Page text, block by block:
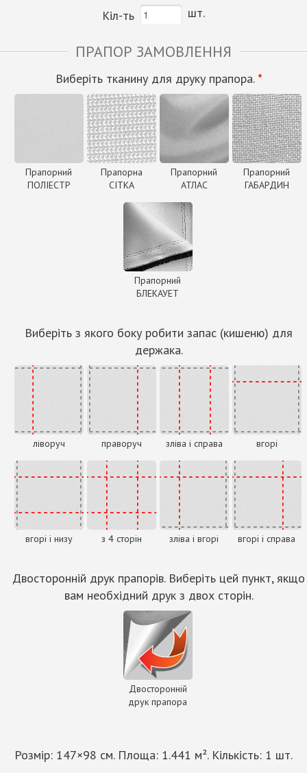
Кіл-ть
шт.
ПРАПОР ЗАМОВЛЕННЯ
Виберіть тканину для друку прапора. *
Прапорний
ПОЛІЕСТР
Прапорна
СІТКА
Прапорний
АТЛАС
Прапорний
ГАБАРДИН
Прапорний
БЛЕКАУЕТ
Виберіть з якого боку робити запас (кишеню) для
держака.
ліворуч праворуч зліва і справа вгорі
вгорі і низу з 4 сторін зліва і вгорі вгорі і справа
Двосторонній друк прапорів. Виберіть цей пункт, якщо
вам необхідний друк з двох сторін.
Двосторонній
друк прапора
Розмір: 147×98 см. Площа: 1.441 м². Кількість: 1 шт.